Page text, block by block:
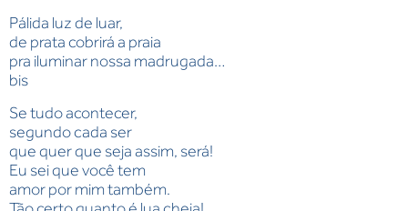
Pálida luz de luar,
de prata cobrirá a praia
pra iluminar nossa madrugada…
bis
Se tudo acontecer,
segundo cada ser
que quer que seja assim, será!
Eu sei que você tem
amor por mim também.